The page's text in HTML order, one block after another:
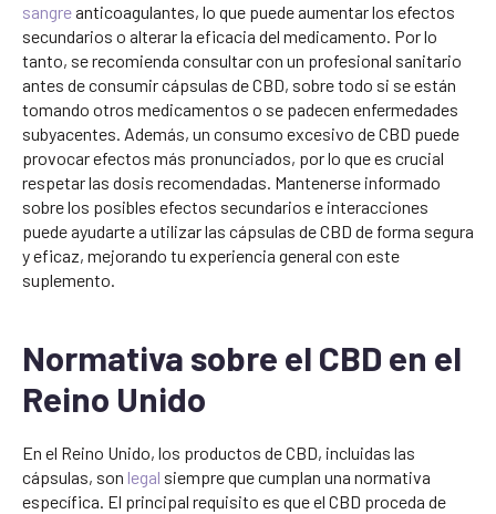
sangreanticoagulantes, lo que puede aumentar los efectos
secundarios o alterar la eficacia del medicamento. Por lo
tanto, se recomienda consultar con un profesional sanitario
antes de consumir cápsulas de CBD, sobre todo si se están
tomando otros medicamentos o se padecen enfermedades
subyacentes. Además, un consumo excesivo de CBD puede
provocar efectos más pronunciados, por lo que es crucial
respetar las dosis recomendadas. Mantenerse informado
sobre los posibles efectos secundarios e interacciones
puede ayudarte a utilizar las cápsulas de CBD de forma segura
y eficaz, mejorando tu experiencia general con este
suplemento.
Normativa sobre el CBD en el
Reino Unido
En el Reino Unido, los productos de CBD, incluidas las
cápsulas, son legal siempre que cumplan una normativa
específica. El principal requisito es que el CBD proceda de